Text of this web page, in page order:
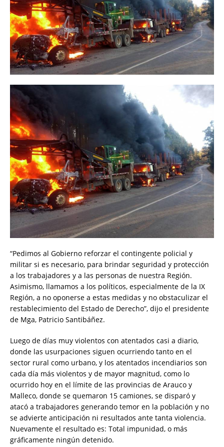
“Pedimos al Gobierno reforzar el contingente policial y
militar si es necesario, para brindar seguridad y protección
a los trabajadores y a las personas de nuestra Región.
Asimismo, llamamos a los políticos, especialmente de la IX
Región, a no oponerse a estas medidas y no obstaculizar el
restablecimiento del Estado de Derecho”, dijo el presidente
de Mga, Patricio Santibáñez.
Luego de días muy violentos con atentados casi a diario,
donde las usurpaciones siguen ocurriendo tanto en el
sector rural como urbano, y los atentados incendiarios son
cada día más violentos y de mayor magnitud, como lo
ocurrido hoy en el límite de las provincias de Arauco y
Malleco, donde se quemaron 15 camiones, se disparó y
atacó a trabajadores generando temor en la población y no
se advierte anticipación ni resultados ante tanta violencia.
Nuevamente el resultado es: Total impunidad, o más
gráficamente ningún detenido.